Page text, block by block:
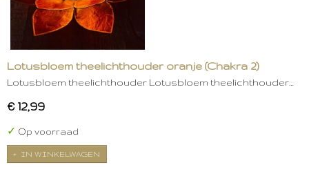
Lotusbloem theelichthouder oranje (Chakra 2)
Lotusbloem theelichthouder Lotusbloem theelichthouder…
€ 12,99
✓ Op voorraad
IN WINKELWAGEN